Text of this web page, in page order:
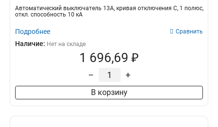
Автоматический выключатель 13А, кривая отключения C, 1 полюс,
откл. способность 10 кА
Подробнее Сравнить
Наличие: Нет на складе
1 696,69 ₽
– +
В корзину